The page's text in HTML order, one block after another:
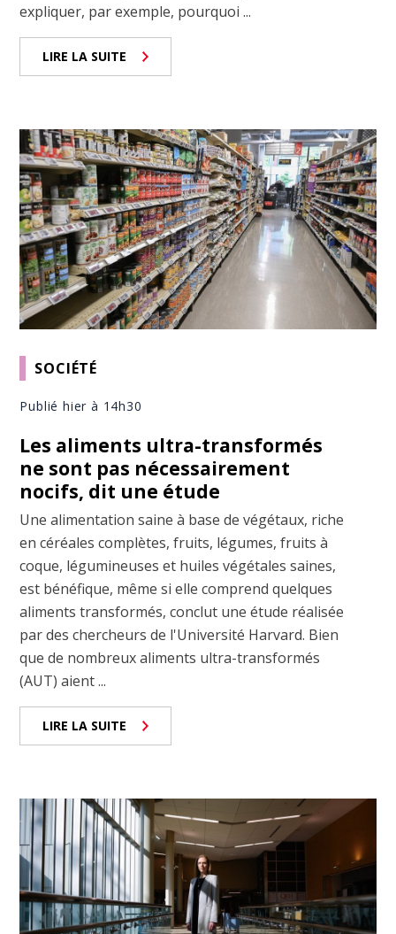
expliquer, par exemple, pourquoi ...
LIRE LA SUITE
SOCIÉTÉ
Publié hier à 14h30
Les aliments ultra-transformés
ne sont pas nécessairement
nocifs, dit une étude
Une alimentation saine à base de végétaux, riche
en céréales complètes, fruits, légumes, fruits à
coque, légumineuses et huiles végétales saines,
est bénéfique, même si elle comprend quelques
aliments transformés, conclut une étude réalisée
par des chercheurs de l'Université Harvard. Bien
que de nombreux aliments ultra-transformés
(AUT) aient ...
LIRE LA SUITE